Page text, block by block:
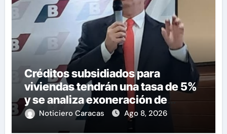
Créditos subsidiados para
viviendas tendrán una tasa de 5%
y se analiza exoneración de
aranceles
Noticiero Caracas Ago 8, 2026